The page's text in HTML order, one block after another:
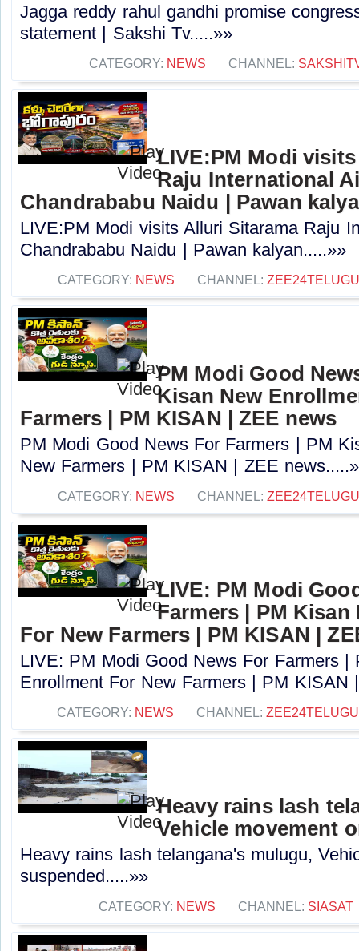
Jagga reddy rahul gandhi promise
statement | Sakshi Tv.....»»
CATEGORY: NEWS CHANNEL:
LIVE:PM Modi
Raju International
Chandrababu Naidu | Pawan
LIVE:PM Modi visits Alluri Sitarama Raju
Chandrababu Naidu | Pawan kalyan.....»»
CATEGORY: NEWS CHANNEL:
PM Modi Good
Kisan New
Farmers | PM KISAN | ZEE news
PM Modi Good News For Farmers | PM
New Farmers | PM KISAN | ZEE
CATEGORY: NEWS CHANNEL:
LIVE: PM Modi
Farmers | PM
For New Farmers | PM KISAN |
LIVE: PM Modi Good News For Farmers |
Enrollment For New Farmers | PM KISAN
CATEGORY: NEWS CHANNEL:
Heavy rains lash
Vehicle movement
Heavy rains lash telangana's mulugu,
suspended.....»»
CATEGORY: NEWS CHANNEL: SIASAT